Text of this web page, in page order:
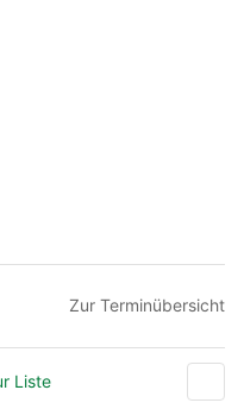
Zur Terminübersicht
Liste